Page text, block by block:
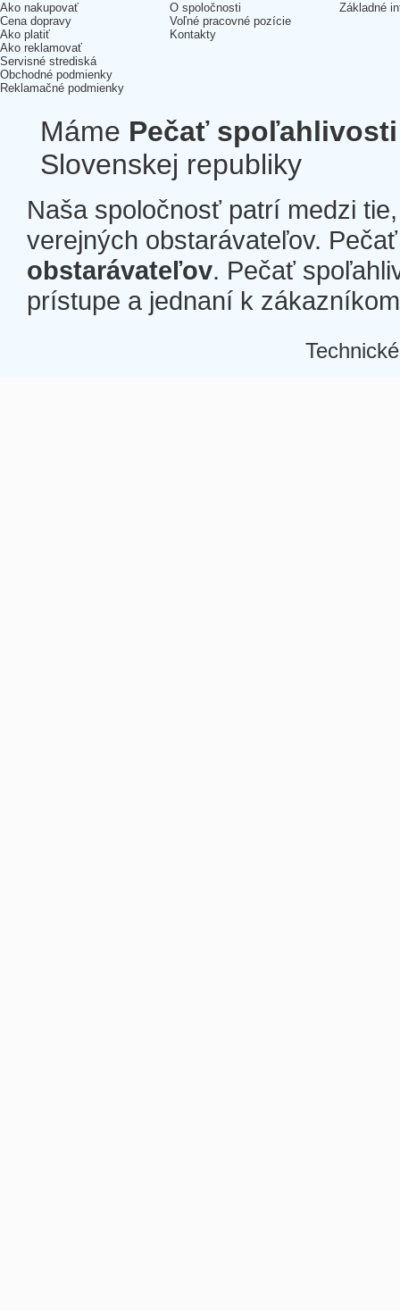
Ako nakupovať
Cena dopravy
Ako platiť
Ako reklamovať
Servisné strediská
Obchodné podmienky
Reklamačné podmienky
O spoločnosti
Voľné pracovné pozície
Kontakty
Základné
Máme Pečať spoľahlivosti
Slovenskej republiky
Naša spoločnosť patrí medzi
verejných obstarávateľov.
obstarávateľov. Pečať
prístupe a jednaní k